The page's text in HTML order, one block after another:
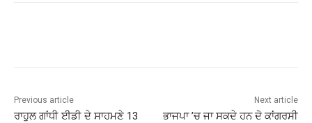
Previous article
ਰਾਹੁਲ ਗਾਂਧੀ ਈਡੀ ਦੇ ਸਾਹਮਣੇ 13
Next article
ਭਾਜਪਾ ’ਚ ਜਾ ਸਕਦੇ ਹਨ ਦੋ ਕਾਂਗਰਸੀ